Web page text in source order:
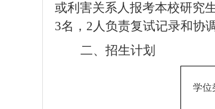
或利害关系人报考本校研究
3名， 2人负责复试记录和协
二、招生计划
学位